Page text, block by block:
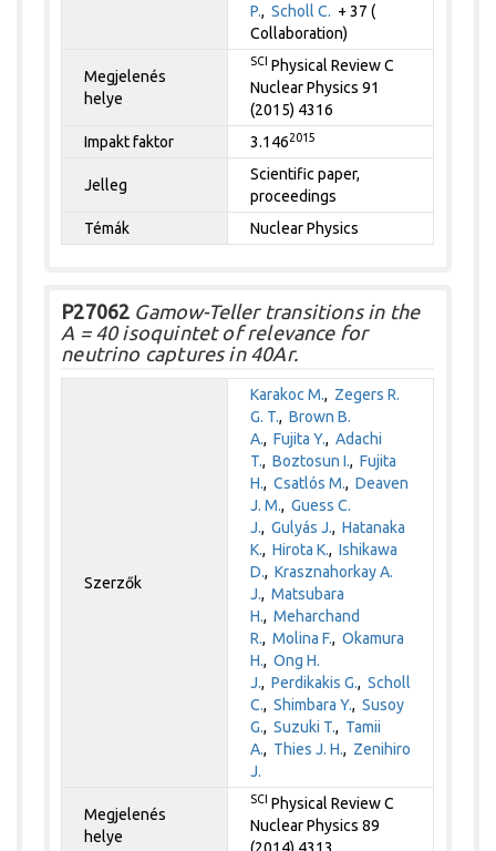
P.,Scholl C. + 37 (
Collaboration)
Megjelenés
helye
SCI Physical Review C
Nuclear Physics 91
(2015) 4316
Impakt faktor
3.1462015
Jelleg
Scientific paper,
proceedings
Témák
Nuclear Physics
P27062 Gamow-Teller transitions in the
A = 40 isoquintet of relevance for
neutrino captures in 40Ar.
Szerzők
Karakoc M., Zegers R.
G. T.,Brown B.
A.,Fujita Y.,Adachi
T.,Boztosun I.,Fujita
H.,Csatlós M.,Deaven
J. M.,Guess C.
J.,Gulyás J.,Hatanaka
K.,Hirota K.,Ishikawa
D.,Krasznahorkay A.
J.,Matsubara
H.,Meharchand
R.,Molina F.,Okamura
H.,Ong H.
J.,Perdikakis G.,Scholl
C.,Shimbara Y.,Susoy
G.,Suzuki T., Tamii
A., Thies J. H., Zenihiro
J.
Megjelenés
helye
SCI Physical Review C
Nuclear Physics 89